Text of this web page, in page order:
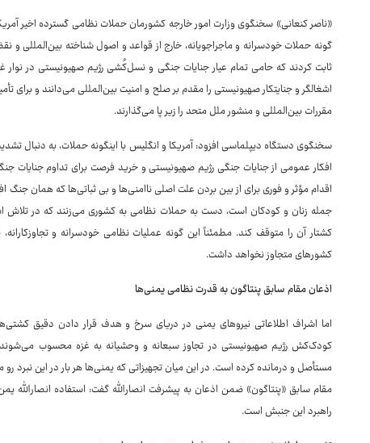
«ناصر کنعانی» سخنگوی وزارت امور خارجه کشورمان حملات نظامی گسترده اخیر
گونه حملات خودسرانه و ماجراجویانه، خارج از قواعد و اصول شناخته بین‌المللی
ثابت کردند که حامی تمام عیار جنایات جنگی و نسل‌کُشی رژیم صهیونیستی در نوار
اشغالگر و جنایتکار صهیونیستی را مقدم بر صلح و امنیت بین‌المللی می‌دانند و برای
مقررات بین‌المللی و منشور ملل متحد را زیر پا می‌گذارند.
سخنگوی دستگاه دیپلماسی افزود: آمریکا و انگلیس با اینگونه حملات، به دنبال
افکار عمومی از جنایات جنگی رژیم صهیونیستی و خرید فرصت برای تداوم جنایات
اقدام مؤثر و فوری برای از بین بردن علت اصلی ناامنی‌ها و بی ثباتی‌ها که همان جنگ
جمله زنان و کودکان است، دست به حملات نظامی به کشوری می‌زنند که در تلاش
کشتار آن را متوقف کند. مطمئناً این گونه عملیات نظامی خودسرانه و
کشورهای متجاوز نخواهد داشت.
اذعان مقام سابق پنتاگون به قدرت نظامی یمنی‌ها
اما اشراف اطلاعاتی نیروهای یمنی در دریای سرخ و هدف قرار دادن دقیق
کودک‌کش رژیم صهیونیستی در تجاوز سبعانه و وحشیانه به غزه محسوب می‌شوند،
مستأصل و درمانده کرده است. در این میان تجهیزاتی که یمنی‌ها هر بار در این نبرد
مقام سابق «پنتاگون» ضمن اذعان به پیشرفت انصارالله گفت: استفاده انصارالله
راهبرد این جنبش است.